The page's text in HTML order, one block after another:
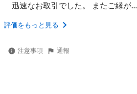
迅速なお取引でした。 またご縁が...
評価をもっと見る
注意事項 通報